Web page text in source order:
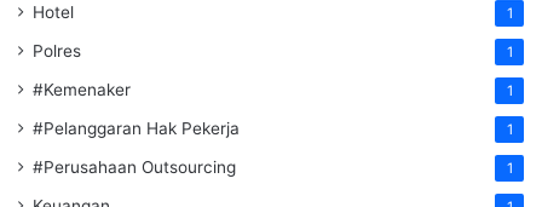
Hotel 1
Polres 1
#Kemenaker 1
#Pelanggaran Hak Pekerja 1
#Perusahaan Outsourcing 1